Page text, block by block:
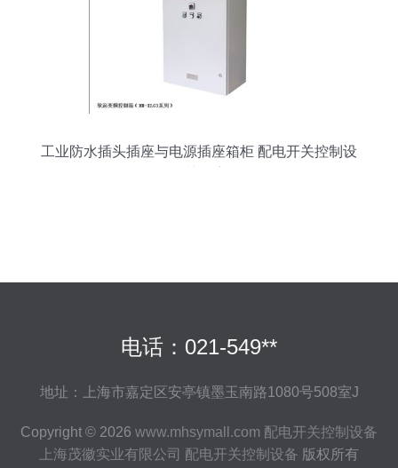
工业防水插头插座与电源插座箱柜 配电开关控制设
电话：021-549**
地址：上海市嘉定区安亭镇墨玉南路1080号508室J
Copyright © 2026 www.mhsymall.com 配电开关控制设备
上海茂徽实业有限公司 配电开关控制设备 版权所有